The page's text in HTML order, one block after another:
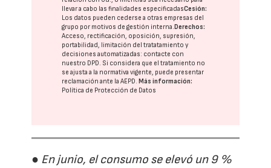
llevar a cabo las finalidades especificadasCesión:
Los datos pueden cederse a otras empresas del
grupo por motivos de gestión interna.Derechos:
Acceso, rectificación, oposición, supresión,
portabilidad, limitación del tratatamiento y
decisiones automatizadas: contacte con
nuestro DPD. Si considera que el tratamiento no
se ajusta a la normativa vigente, puede presentar
reclamación ante laAEPD.Más información:
Política de Protección de Datos
● En junio, el consumo se elevó un 9 %